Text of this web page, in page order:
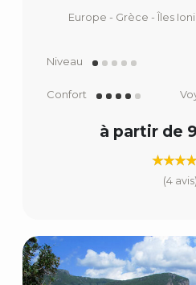
Europe - Grèce - Îles
Niveau
Confort
à partir de
(4 avis)